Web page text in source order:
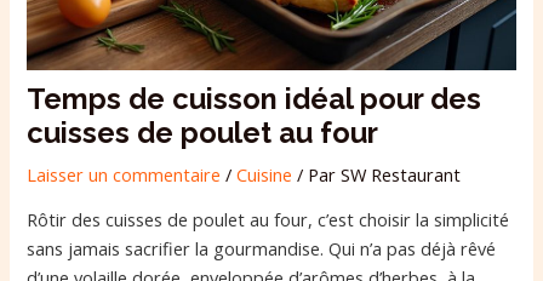
Temps de cuisson idéal pour des
cuisses de poulet au four
Laisser un commentaire /Cuisine / ParSW Restaurant
Rôtir des cuisses de poulet au four, c’est choisir la simplicité
sans jamais sacrifier la gourmandise. Qui n’a pas déjà rêvé